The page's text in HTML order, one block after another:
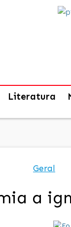
Literatura
Geral
a